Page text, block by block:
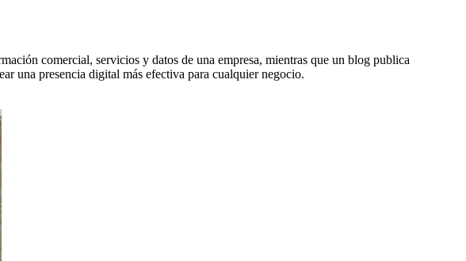
comercial, servicios y datos de una empresa, mientras que un blog publica
una presencia digital más efectiva para cualquier negocio.